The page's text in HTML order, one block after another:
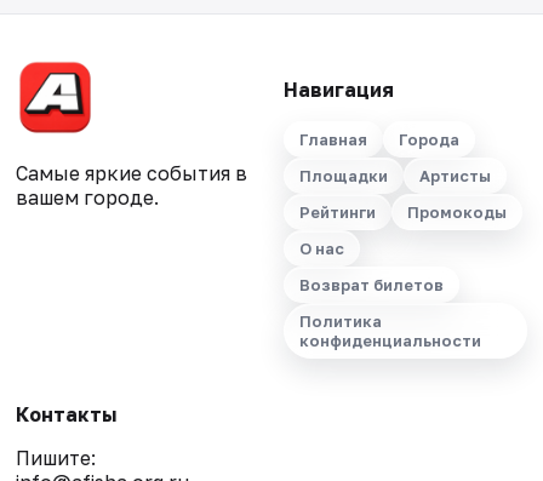
Самые яркие события в
вашем городе.
Навигация
Главная
Города
Площадки
Артисты
Рейтинги
Промокоды
О нас
Возврат билетов
Политика
конфиденциальности
Контакты
Пишите: